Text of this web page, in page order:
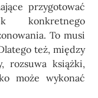
przygotować
konkretnego
To musi
też, między
rozsuwa książki,
może wykonać